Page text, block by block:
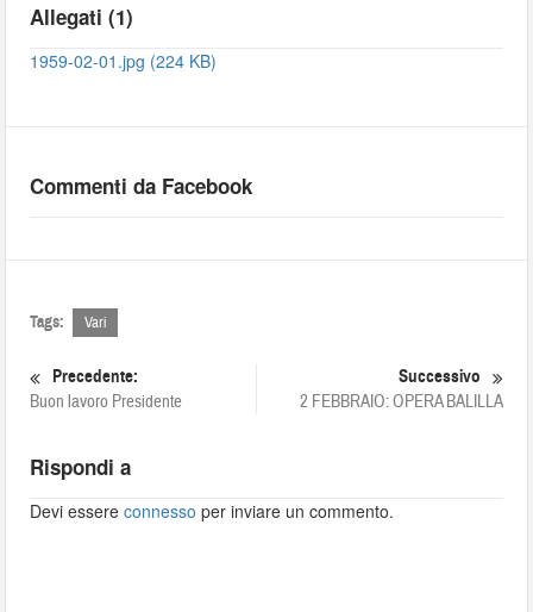
Allegati (1)
1959-02-01.jpg (224 KB)
Commenti da Facebook
Tags: Vari
Precedente:
Buon lavoro Presidente
Successivo
2 FEBBRAIO: OPERA BALILLA
Rispondi a
Devi essereconnesso per inviare un commento.